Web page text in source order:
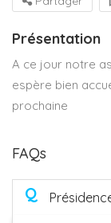
Présentation
A ce jour notre
espère bien
prochaine
FAQs
Q